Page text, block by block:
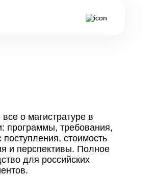
все о магистратуре в
программы, требования,
поступления, стоимость
и перспективы. Полное
для российских